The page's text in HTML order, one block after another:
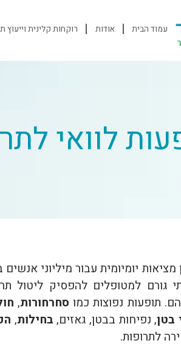
עמוד הבית אודות רוקחות קלינית וייעוץ
לוואי
מציאות יומיומית עבור מיליוני
גורם למטופלים להפסיק ליטול
תופעות נפוצות כמו סחרחורות,
בטן, נפיחות בבטן, גאזים, בחילות,
לתרופות.